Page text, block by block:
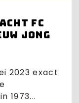
FC
jong
2023 exact
1973...